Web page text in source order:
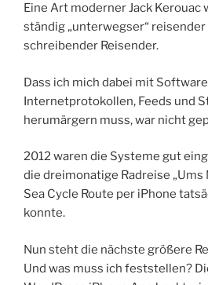
Eine Art moderner Jack Kerouac
ständig „unterwegser“
schreibender Reisender.
Dass ich mich dabei mit
Internetprotokollen, Feeds und
herumärgern muss, war nicht
2012 waren die Systeme gut
die dreimonatige Radreise „Ums
Sea Cycle Route per iPhone
konnte.
Nun steht die nächste größere
Und was muss ich feststellen?